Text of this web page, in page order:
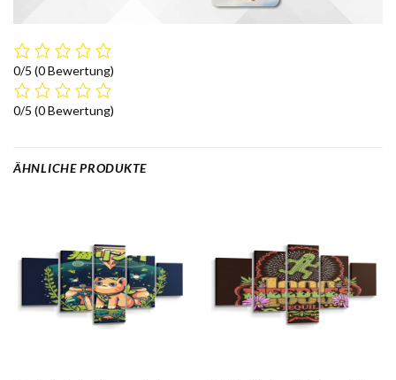
0/5 (0 Bewertung)
0/5 (0 Bewertung)
ÄHNLICHE PRODUKTE